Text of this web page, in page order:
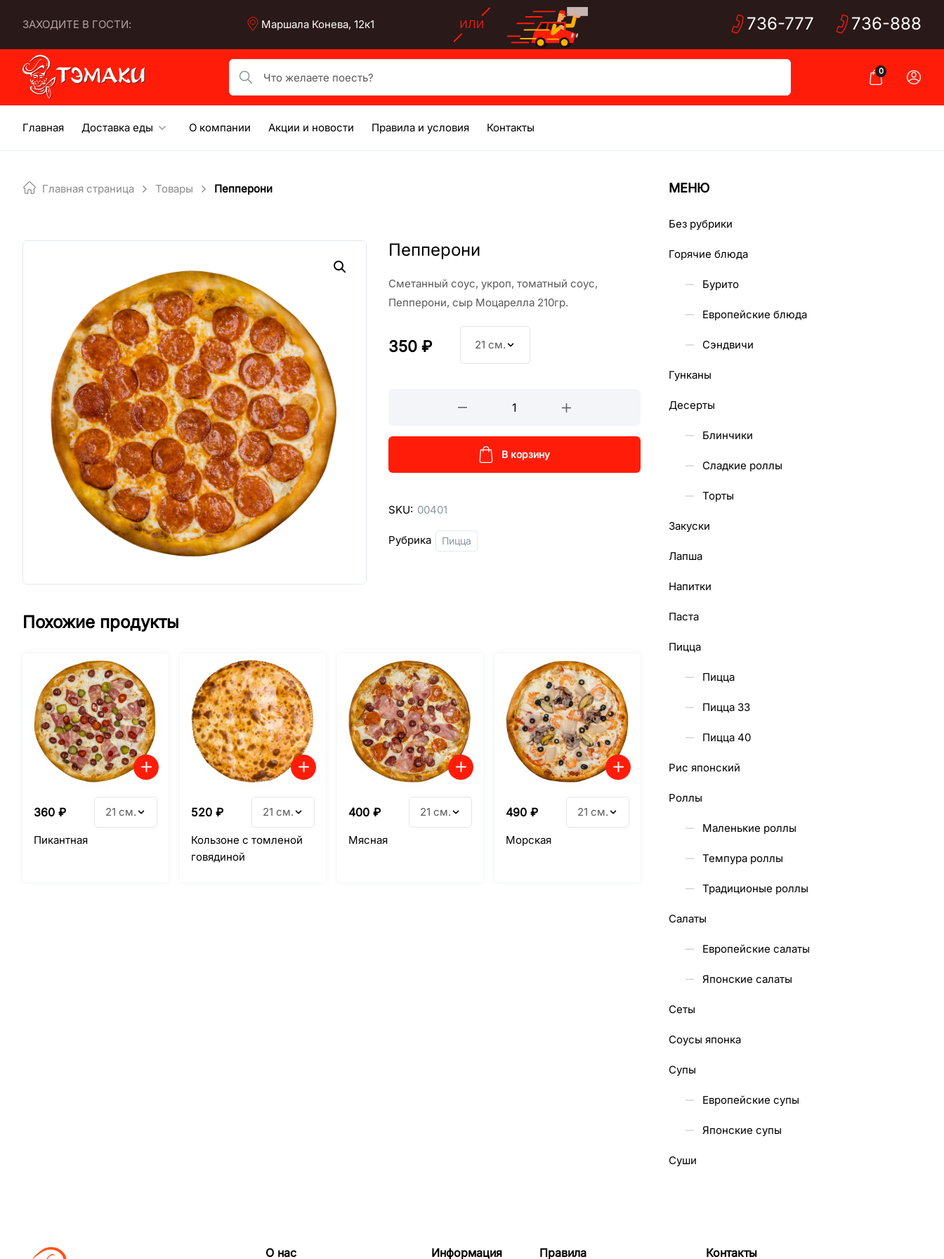
content
ЗАХОДИТЕ В ГОСТИ: Маршала Конева, 12к1 736-777 736-888
Что желаете поесть?
0
Главная Доставка еды О компании Акции и новости Правила и условия Контакты
Главная страница Товары Пепперони
Пепперони
Сметанный соус, укроп, томатный соус,
Пепперони, сыр Моцарелла 210гр.
350 ₽ 21 см.
во
В корзину
SKU: 00401
Рубрика Пицца
Похожие продукты
360 ₽ 21 см.
Пикантная
520 ₽ 21 см.
Кользоне с томленой
говядиной
400 ₽ 21 см.
Мясная
490 ₽ 21 см.
Морская
МЕНЮ
Без рубрики
Горячие блюда
Бурито
Европейские блюда
Сэндвичи
Гунканы
Десерты
Блинчики
Сладкие роллы
Торты
Закуски
Лапша
Напитки
Паста
Пицца
Пицца
Пицца 33
Пицца 40
Рис японский
Роллы
Маленькие роллы
Темпура роллы
Традиционые роллы
Салаты
Европейские салаты
Японские салаты
Сеты
Соусы японка
Супы
Европейские супы
Японские супы
Суши
О нас Информация Правила Контакты